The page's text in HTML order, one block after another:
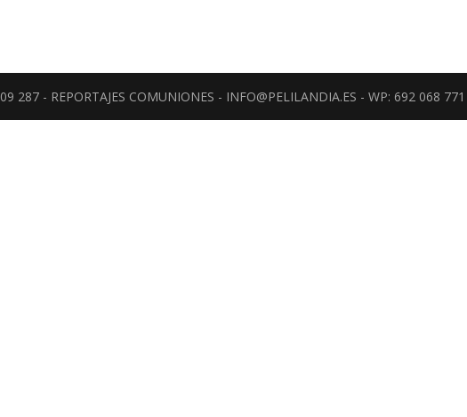
287 - REPORTAJES COMUNIONES - INFO@PELILANDIA.ES - WP: 692 068